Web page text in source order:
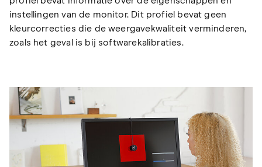
instellingen van de monitor. Dit profiel bevat geen
kleurcorrecties die de weergavekwaliteit verminderen,
zoals het geval is bij softwarekalibraties.